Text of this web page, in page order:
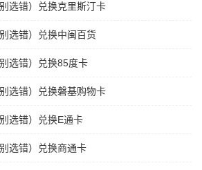
选错）兑换克里斯汀卡
选错）兑换中闽百货
选错）兑换85度卡
选错）兑换磐基购物卡
选错）兑换E通卡
选错）兑换商通卡